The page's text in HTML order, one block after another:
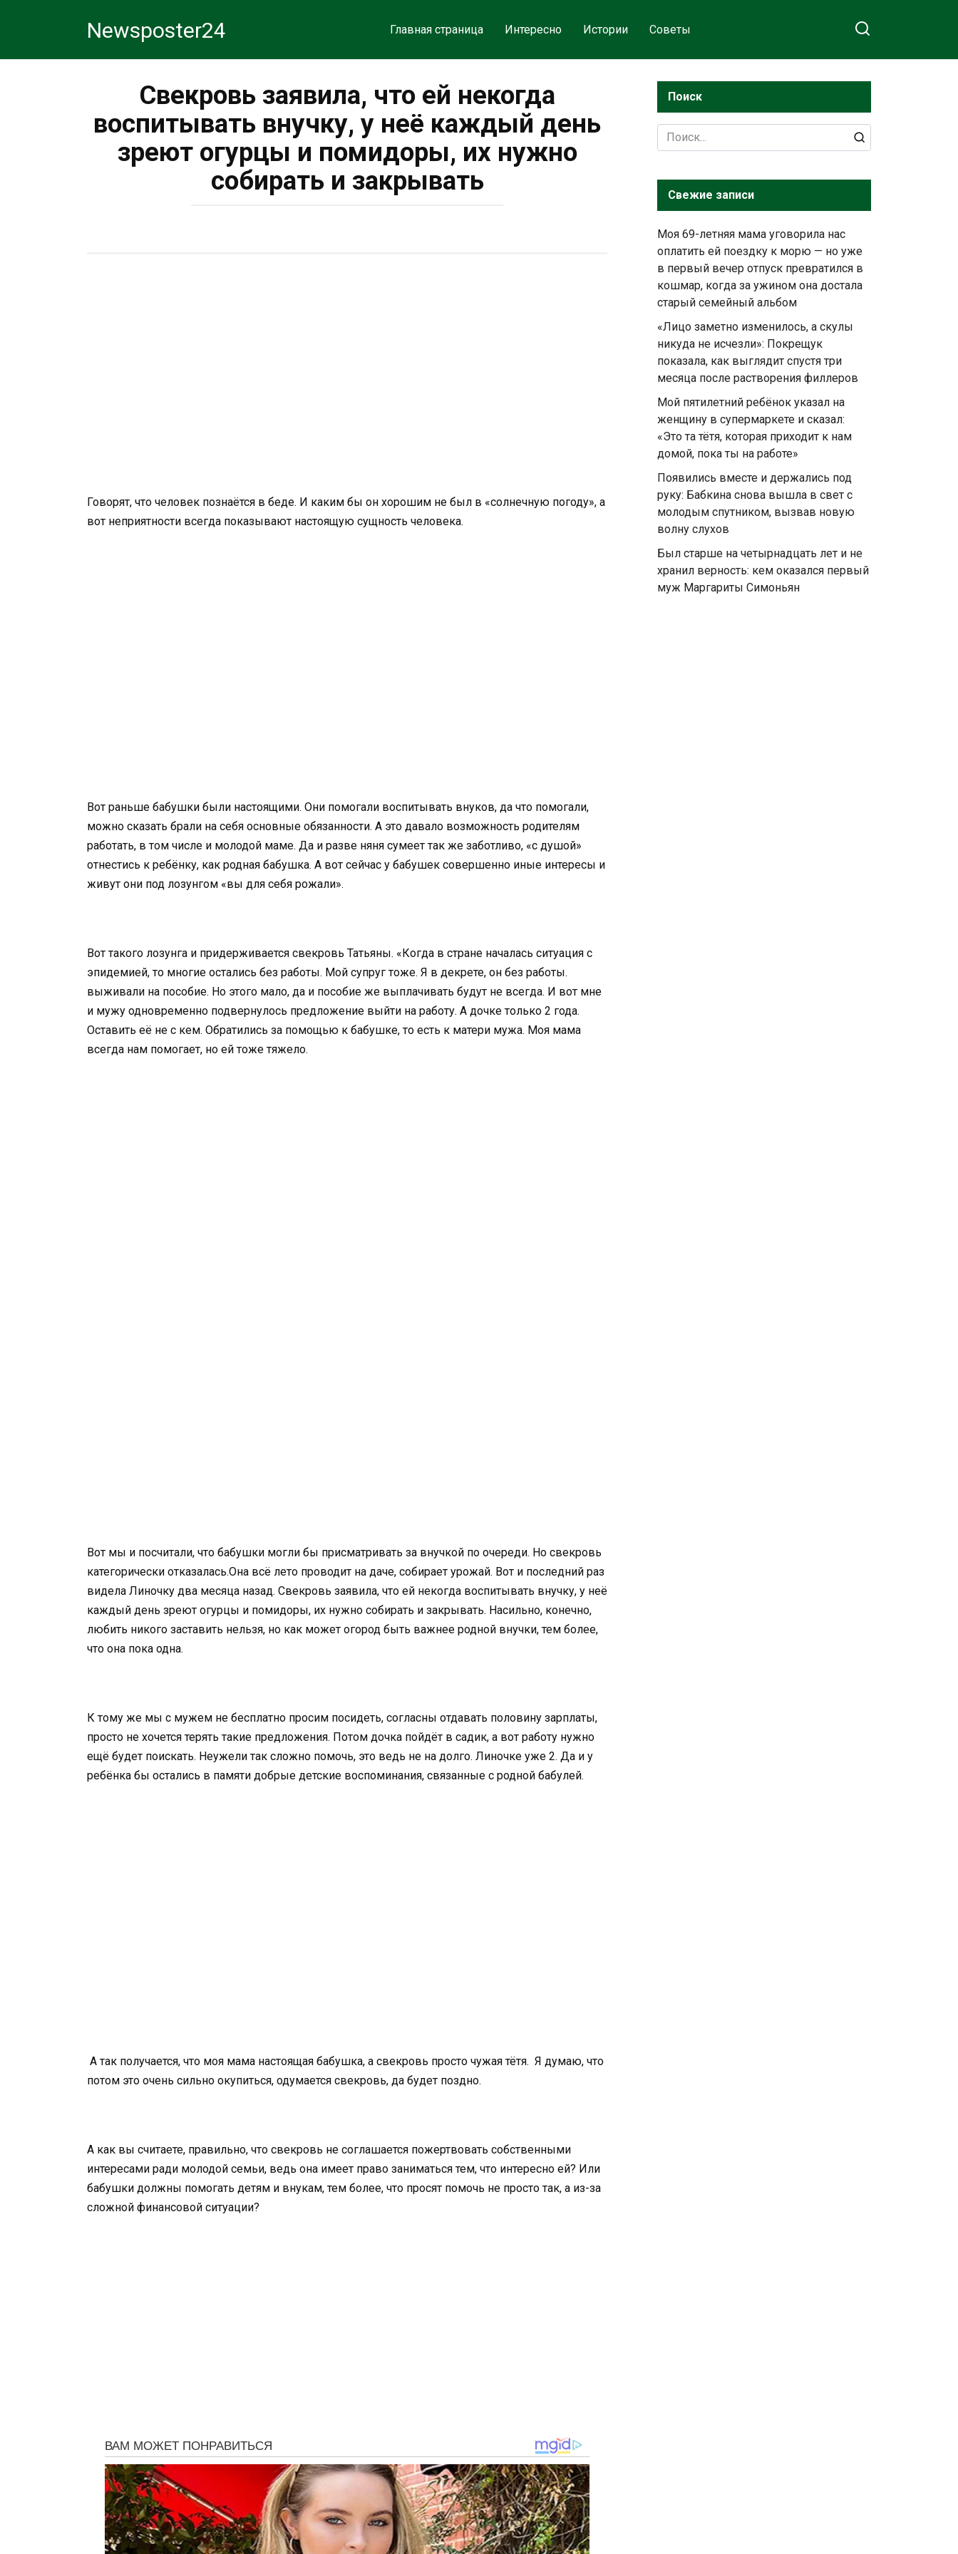
Newsposter24 Главная страница Интересно Истории Советы
Свекровь заявила, что ей некогда
воспитывать внучку, у неё каждый день
зреют огурцы и помидоры, их нужно
собирать и закрывать
Говорят, что человек познаётся в беде. И каким бы он хорошим не был в «солнечную погоду», а
вот неприятности всегда показывают настоящую сущность человека.
Вот раньше бабушки были настоящими. Они помогали воспитывать внуков, да что помогали,
можно сказать брали на себя основные обязанности. А это давало возможность родителям
работать, в том числе и молодой маме. Да и разве няня сумеет так же заботливо, «с душой»
отнестись к ребёнку, как родная бабушка. А вот сейчас у бабушек совершенно иные интересы и
живут они под лозунгом «вы для себя рожали».
Вот такого лозунга и придерживается свекровь Татьяны. «Когда в стране началась ситуация с
эпидемией, то многие остались без работы. Мой супруг тоже. Я в декрете, он без работы.
выживали на пособие. Но этого мало, да и пособие же выплачивать будут не всегда. И вот мне
и мужу одновременно подвернулось предложение выйти на работу. А дочке только 2 года.
Оставить её не с кем. Обратились за помощью к бабушке, то есть к матери мужа. Моя мама
всегда нам помогает, но ей тоже тяжело.
Вот мы и посчитали, что бабушки могли бы присматривать за внучкой по очереди. Но свекровь
категорически отказалась.Она всё лето проводит на даче, собирает урожай. Вот и последний раз
видела Линочку два месяца назад. Свекровь заявила, что ей некогда воспитывать внучку, у неё
каждый день зреют огурцы и помидоры, их нужно собирать и закрывать. Насильно, конечно,
любить никого заставить нельзя, но как может огород быть важнее родной внучки, тем более,
что она пока одна.
К тому же мы с мужем не бесплатно просим посидеть, согласны отдавать половину зарплаты,
просто не хочется терять такие предложения. Потом дочка пойдёт в садик, а вот работу нужно
ещё будет поискать. Неужели так сложно помочь, это ведь не на долго. Линочке уже 2. Да и у
ребёнка бы остались в памяти добрые детские воспоминания, связанные с родной бабулей.
А так получается, что моя мама настоящая бабушка, а свекровь просто чужая тётя. Я думаю, что
потом это очень сильно окупиться, одумается свекровь, да будет поздно.
А как вы считаете, правильно, что свекровь не соглашается пожертвовать собственными
интересами ради молодой семьи, ведь она имеет право заниматься тем, что интересно ей? Или
бабушки должны помогать детям и внукам, тем более, что просят помочь не просто так, а из-за
сложной финансовой ситуации?
Поиск
Search
for:
Свежие записи
Моя 69-летняя мама уговорила нас
оплатить ей поездку к морю — но уже
в первый вечер отпуск превратился в
кошмар, когда за ужином она достала
старый семейный альбом
«Лицо заметно изменилось, а скулы
никуда не исчезли»: Покрещук
показала, как выглядит спустя три
месяца после растворения филлеров
Мой пятилетний ребёнок указал на
женщину в супермаркете и сказал:
«Это та тётя, которая приходит к нам
домой, пока ты на работе»
Появились вместе и держались под
руку: Бабкина снова вышла в свет с
молодым спутником, вызвав новую
волну слухов
Был старше на четырнадцать лет и не
хранил верность: кем оказался первый
муж Маргариты Симоньян